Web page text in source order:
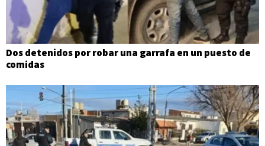
Dos detenidos por robar una garrafa en un puesto de
comidas